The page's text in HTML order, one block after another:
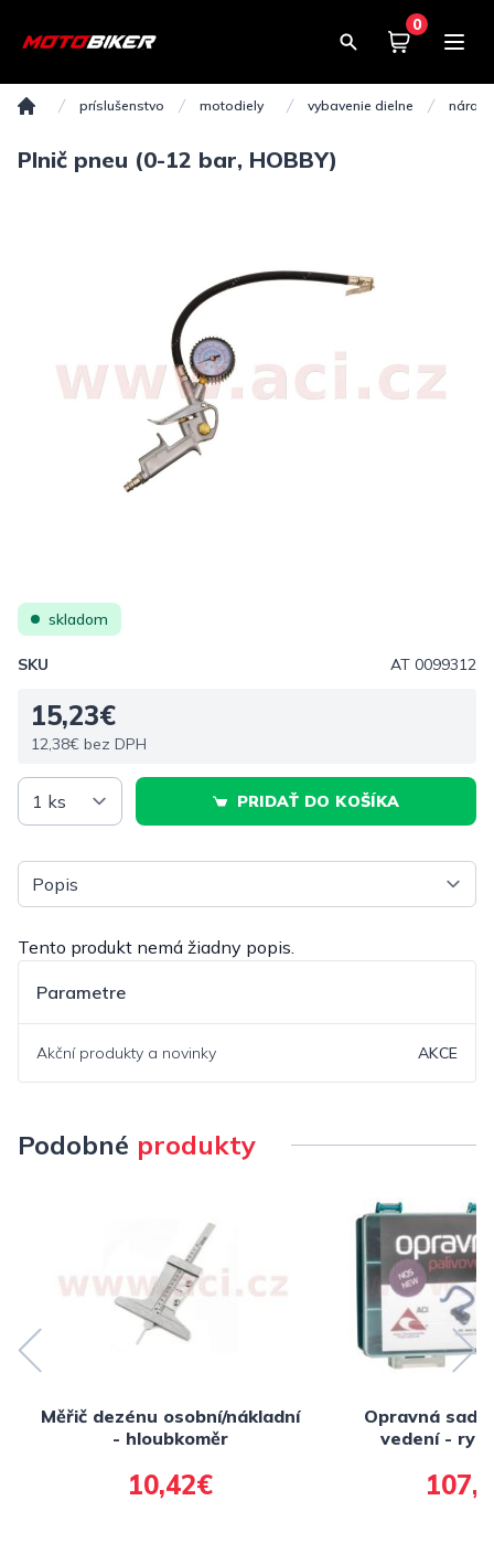
0
Košík 0,00€
príslušenstvo motodiely vybavenie dielne
Plnič pneu (0-12 bar, HOBBY)
skladom
SKU AT 0099312
15,23€
12,38€ bez DPH
PRIDAŤ DO KOŠÍKA
Vyberte tab
Tento produkt nemá žiadny popis.
Parametre
Akční produkty a novinky AKCE
Podobné produkty
Měřič dezénu osobní/nákladní
- hloubkoměr
10,42€
Opravná
vedení -
NORMA -